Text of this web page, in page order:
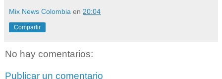
Mix News Colombia en 20:04
Compartir
No hay comentarios:
Publicar un comentario